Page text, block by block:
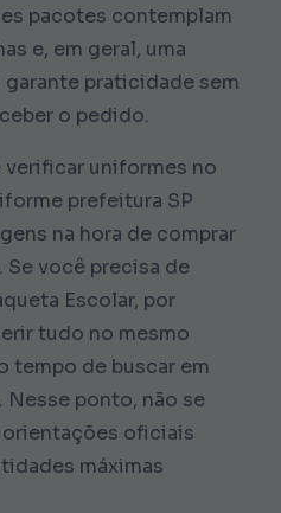
pacotes contemplam
e, em geral, uma
praticidade sem
o pedido.
verificar uniformes no
prefeitura SP
na hora de comprar
você precisa de
Escolar, por
tudo no mesmo
tempo de buscar em
ponto, não se
oficiais
máximas